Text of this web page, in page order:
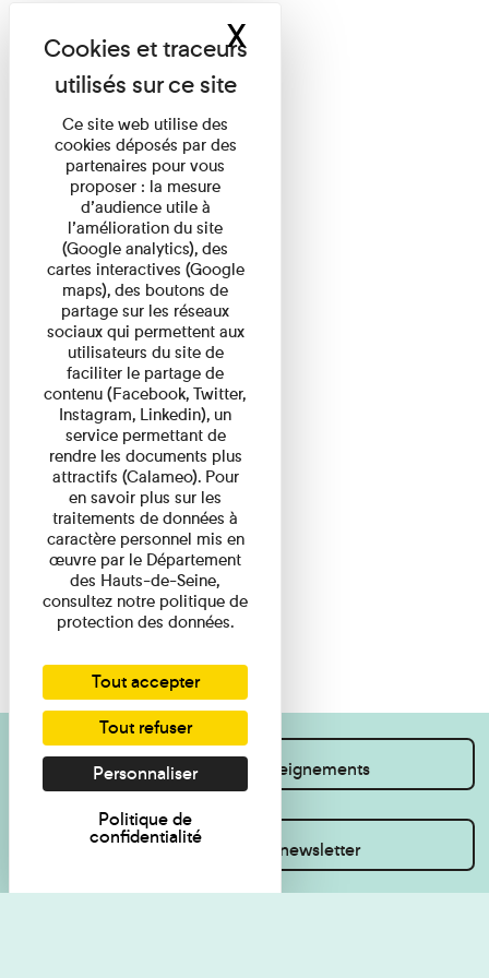
Je souhaite des renseignements
Inscrivez-vous à la newsletter
Ce site web utilise des
cookies déposés par des
partenaires pour vous
proposer : la mesure
d’audience utile à
l’amélioration du site
(Google analytics), des
cartes interactives (Google
maps), des boutons de
partage sur les réseaux
sociaux qui permettent aux
utilisateurs du site de
faciliter le partage de
contenu (Facebook, Twitter,
Instagram, Linkedin), un
service permettant de
rendre les documents plus
attractifs (Calameo). Pour
en savoir plus sur les
traitements de données à
caractère personnel mis en
œuvre par le Département
des Hauts-de-Seine,
consultez notre politique de
protection des données.
Tout accepter
Tout refuser
Personnaliser
Politique de
confidentialité
XMasquer le